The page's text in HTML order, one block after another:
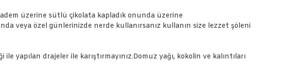
üzerine sütlü çikolata kapladık onunda üzerine
veya özel günlerinizde nerde kullanırsanız kullanın size lezzet şöleni
ile yapılan drajeler ile karıştırmayınız.Domuz yağı, kokolin ve kalıntıları